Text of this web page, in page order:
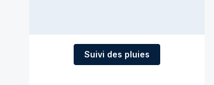
Suivi des pluies